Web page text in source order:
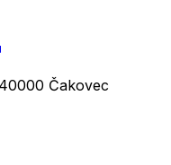
Čakovec